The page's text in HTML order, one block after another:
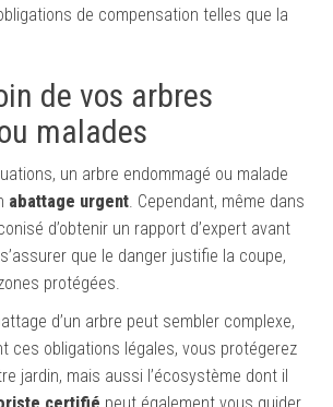
de compensation telles que la
de vos arbres
malades
un arbre endommagé ou malade
abattage urgent. Cependant, même dans
d’obtenir un rapport d’expert avant
que le danger justifie la coupe,
protégées.
d’un arbre peut sembler complexe,
ces obligations légales, vous protégerez
jardin, mais aussi l’écosystème dont il